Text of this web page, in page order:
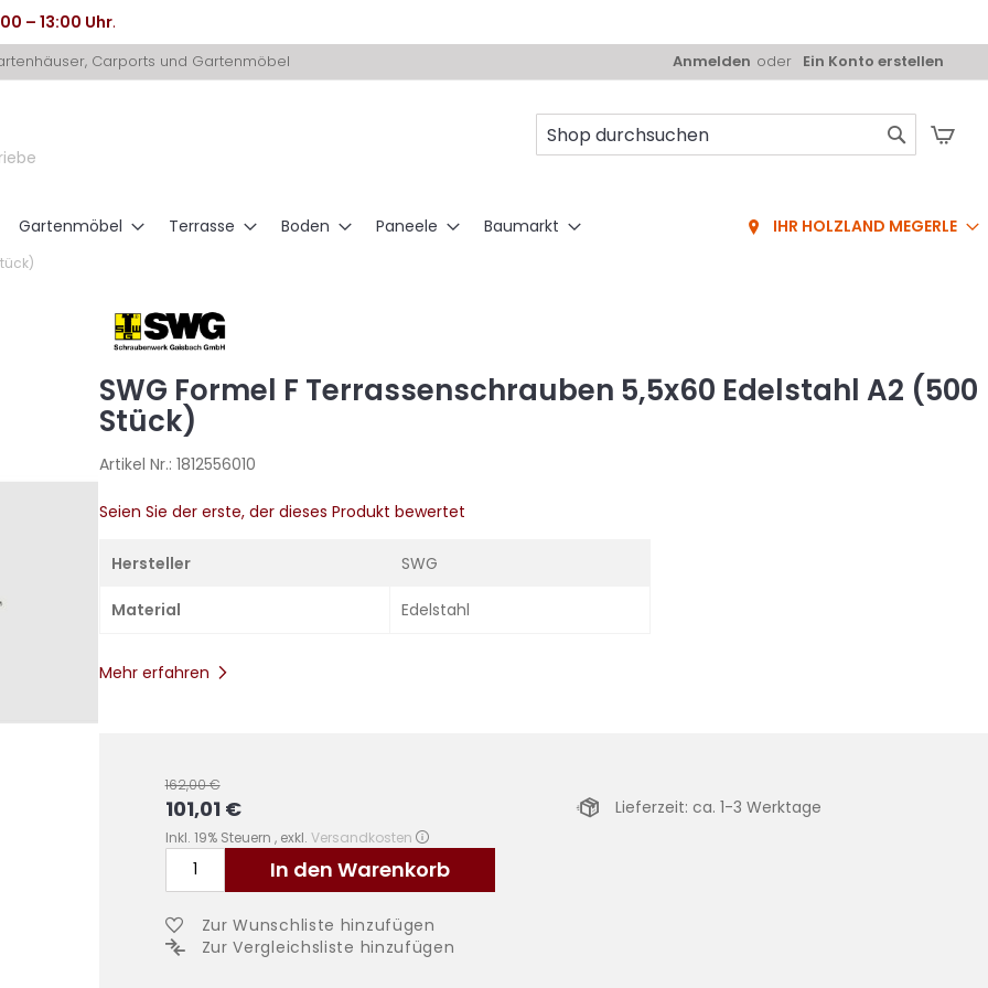
– 13:00 Uhr.
Carports und Gartenmöbel Anmelden Ein Konto erstellen
Gartenmöbel Terrasse Boden Paneele Baumarkt IHR HOLZLAND MEGERLE
SWG Formel F Terrassenschrauben 5,5x60 Edelstahl A2 (500
Stück)
Artikel Nr.: 1812556010
Seien Sie der erste, der dieses Produkt bewertet
Hersteller SWG
Material Edelstahl
Mehr erfahren
162,00 €
Sonderangebot
101,01 €
Inkl. 19% Steuern , exkl. Versandkosten
In den Warenkorb
Lieferzeit: ca. 1-3 Werktage
Zur Wunschliste hinzufügen
Zur Vergleichsliste hinzufügen